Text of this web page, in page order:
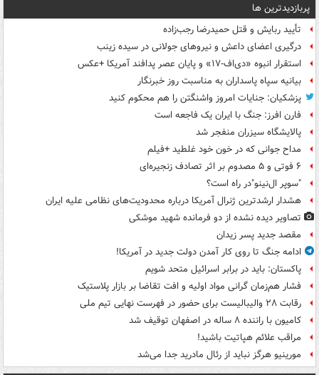
پربازدیدترین ها
تأیید ربایش و قتل حمیدرضا رجب‌زاده
درگیری اعضای داعش و نیروهای جولانی در سیده زینب
استقرار انبوه «دی‌اف‑۱۷» و پایان عصر پدافند آمریکا +عکس
بیانیه سپاه پاسداران به مناسبت روز خبرنگار
پزشکیان: جنایات امروز واشنگتن را هم محکوم کنید
فارن افرز: جنگ با ایران یک فاجعه است
پالایشگاه سیزران منفجر شد
مداح جوانی که در خون خود غلطید +فیلم
۶ فوتی و ۵ مصدوم بر اثر تصادف زنجیره‌ای
"سوپر ال‌نینو"در راه است؟
هشدار ارشدترین ژنرال آمریکا درباره محدودیت‌های نظامی علیه ایران
تصاویر دیده‌ نشده از دو فرمانده شهید موشکی
مقصد جدید پسر زیدان
ادامه جنگ تا روی کار آمدن دولت جدید در آمریکا!
پاکستان: باید در برابر اسرائیل متحد شویم
فشار هم‌زمان گرانی مواد اولیه و افت تقاضا بر بازار پلاستیک
رقابت ۲۸ والیبالیست برای حضور در فهرست نهایی تیم ملی
کامیون با راننده ۸ ساله در اصفهان توقیف شد
مراقب علائم هپاتیت باشید!
مورینیو هرگز نباید از رئال مادرید جدا می‌شد